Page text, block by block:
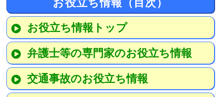
お役立ち情報（目次）
お役立ち情報トップ
弁護士等の専門家のお役立ち情報
交通事故のお役立ち情報